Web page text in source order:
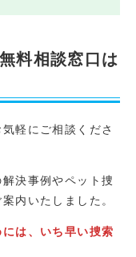
料相談窓口は
軽にご相談くださ
決事例やペット捜
内いたしました。
は、いち早い捜索